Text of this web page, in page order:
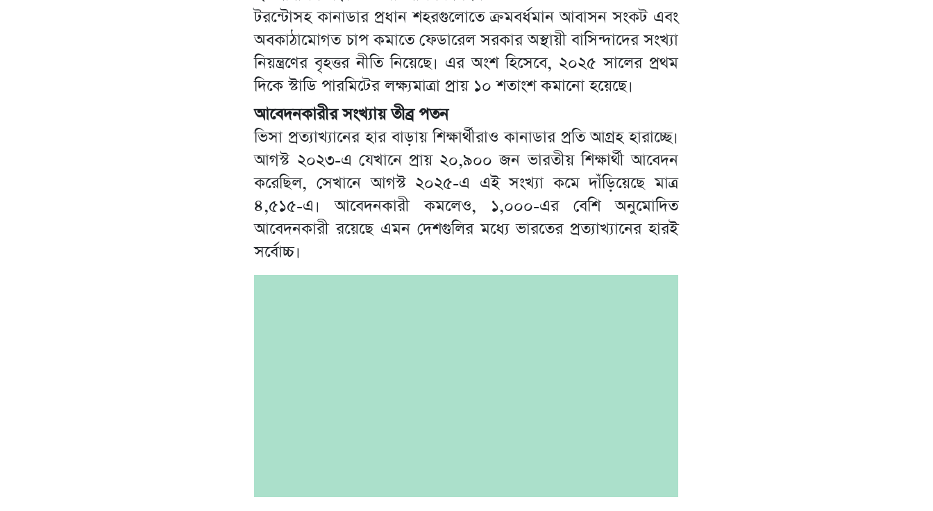
টরন্টোসহ কানাডার প্রধান শহরগুলোতে ক্রমবর্ধমান আবাসন সংকট এবং
অবকাঠামোগত চাপ কমাতে ফেডারেল সরকার অস্থায়ী বাসিন্দাদের সংখ্যা
নিয়ন্ত্রণের বৃহত্তর নীতি নিয়েছে। এর অংশ হিসেবে, ২০২৫ সালের প্রথম
দিকে স্টাডি পারমিটের লক্ষ্যমাত্রা প্রায় ১০ শতাংশ কমানো হয়েছে।
আবেদনকারীর সংখ্যায় তীব্র পতন
ভিসা প্রত্যাখ্যানের হার বাড়ায় শিক্ষার্থীরাও কানাডার প্রতি আগ্রহ হারাচ্ছে।
আগস্ট ২০২৩-এ যেখানে প্রায় ২০,৯০০ জন ভারতীয় শিক্ষার্থী আবেদন
করেছিল, সেখানে আগস্ট ২০২৫-এ এই সংখ্যা কমে দাঁড়িয়েছে মাত্র
৪,৫১৫-এ। আবেদনকারী কমলেও, ১,০০০-এর বেশি অনুমোদিত
আবেদনকারী রয়েছে এমন দেশগুলির মধ্যে ভারতের প্রত্যাখ্যানের হারই
সর্বোচ্চ।